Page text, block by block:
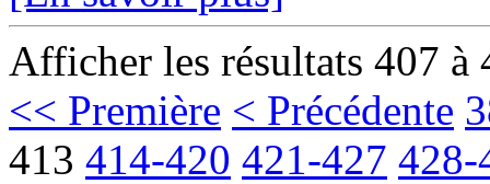
Afficher les résultats 407 à
<< Première < Précédente
413 414-420 421-427 428-